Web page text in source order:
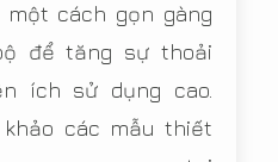
cách gọn gàng
để tăng sự thoải
ích sử dụng cao.
các mẫu thiết